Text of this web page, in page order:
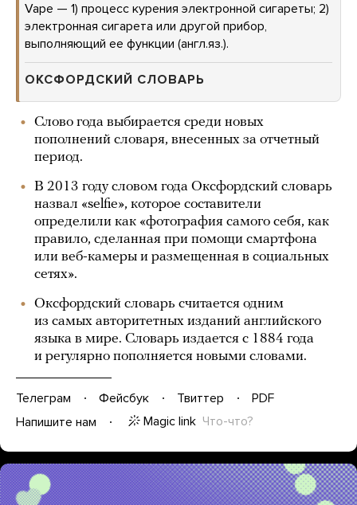
Vape — 1) процесс курения электронной сигареты; 2)
электронная сигарета или другой прибор,
выполняющий ее функции (англ.яз.).
ОКСФОРДСКИЙ СЛОВАРЬ
Слово года выбирается среди новых
пополнений словаря, внесенных за отчетный
период.
В 2013 году словом года Оксфордский словарь
назвал «selfie», которое составители
определили как «фотография самого себя, как
правило, сделанная при помощи смартфона
или веб-камеры и размещенная в социальных
сетях».
Оксфордский словарь считается одним
из самых авторитетных изданий английского
языка в мире. Словарь издается с 1884 года
и регулярно пополняется новыми словами.
Телеграм Фейсбук Твиттер
PDF
Напишите нам
Magic link Что-что?